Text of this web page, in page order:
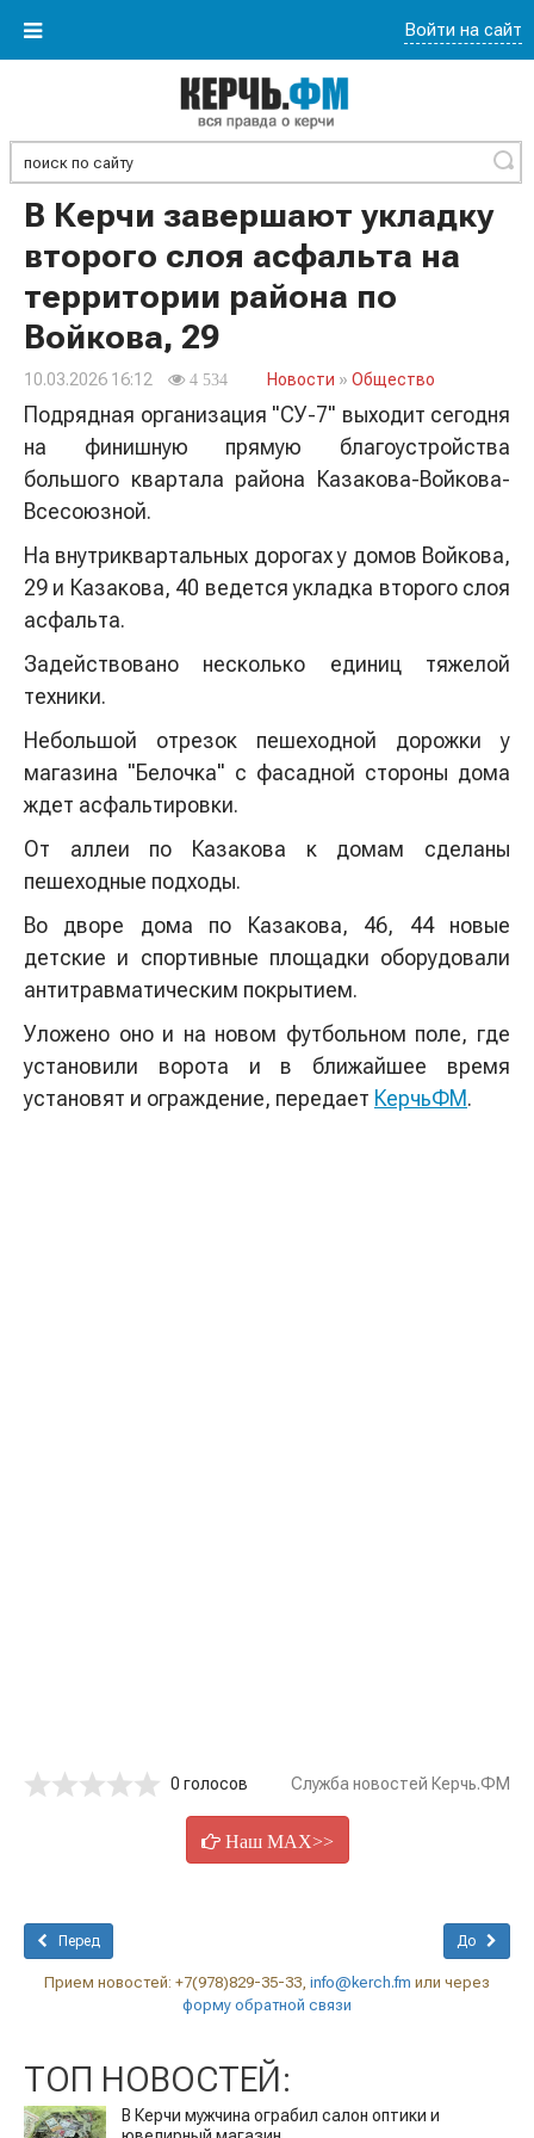
Найти
Войти на сайт
В Керчи завершают укладку
второго слоя асфальта на
территории района по
Войкова, 29
10.03.2026 16:12 4 534 Новости » Общество
Подрядная организация "СУ-7" выходит сегодня
на финишную прямую благоустройства
большого квартала района Казакова-Войкова-
Всесоюзной.
На внутриквартальных дорогах у домов Войкова,
29 и Казакова, 40 ведется укладка второго слоя
асфальта.
Задействовано несколько единиц тяжелой
техники.
Небольшой отрезок пешеходной дорожки у
магазина "Белочка" с фасадной стороны дома
ждет асфальтировки.
От аллеи по Казакова к домам сделаны
пешеходные подходы.
Во дворе дома по Казакова, 46, 44 новые
детские и спортивные площадки оборудовали
антитравматическим покрытием.
Уложено оно и на новом футбольном поле, где
установили ворота и в ближайшее время
установят и ограждение, передает КерчьФМ.
0 голосов Служба новостей Керчь.ФМ
Наш MAX>>
Перед До
Прием новостей: +7(978)829-35-33, info@kerch.fm или через
форму обратной связи
ТОП НОВОСТЕЙ:
В Керчи мужчина ограбил салон оптики и